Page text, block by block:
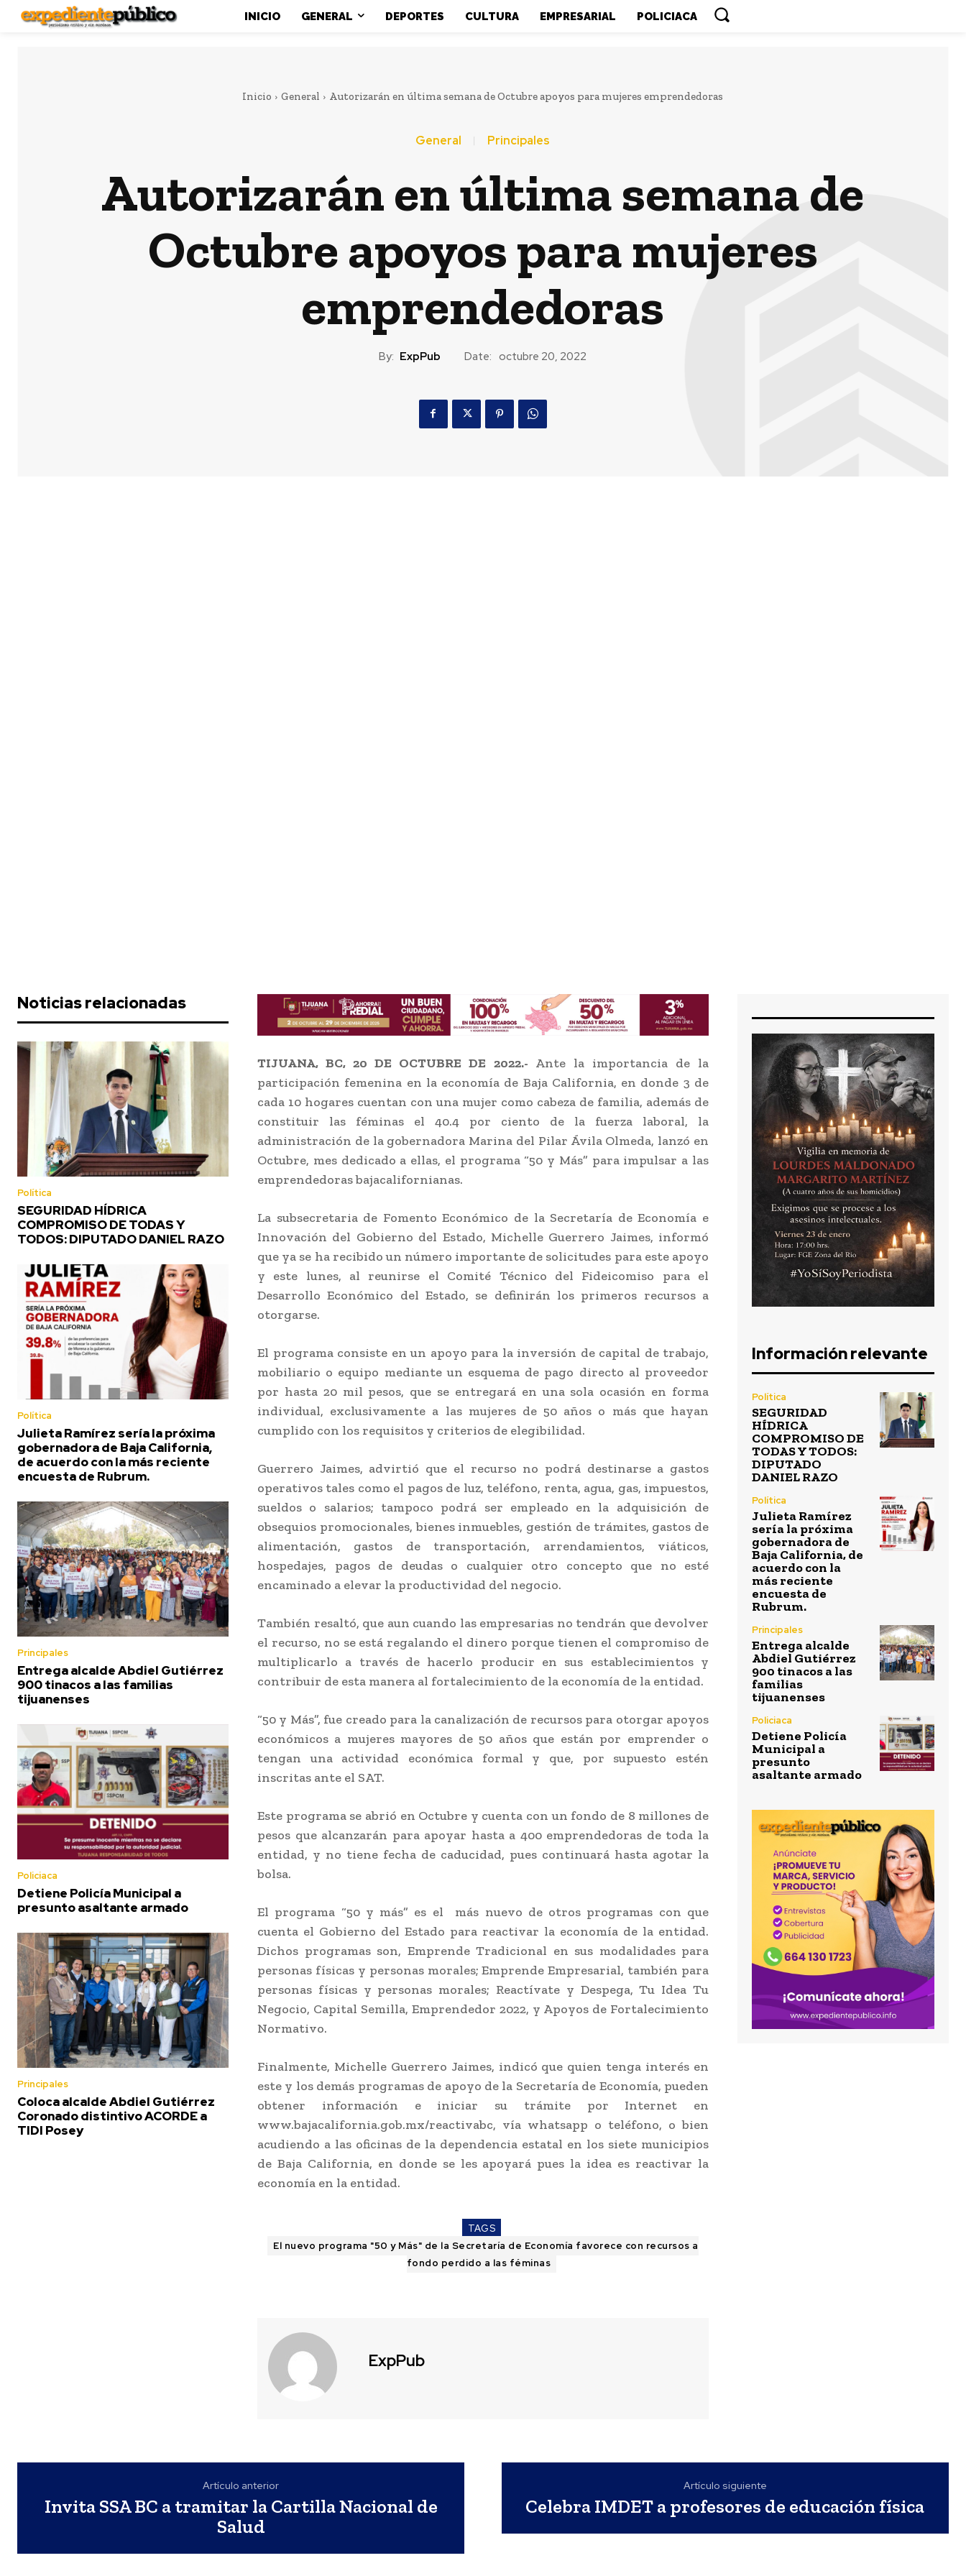
INICIO GENERAL DEPORTES CULTURA EMPRESARIAL POLICIACA
Inicio General Autorizarán en última semana de Octubre apoyos para mujeres emprendedoras
General Principales
Autorizarán en última semana de
Octubre apoyos para mujeres
emprendedoras
By: ExpPub Date: octubre 20, 2022
Noticias relacionadas
Política
SEGURIDAD HÍDRICA
COMPROMISO DE TODAS Y
TODOS: DIPUTADO DANIEL RAZO
Política
Julieta Ramírez sería la próxima
gobernadora de Baja California,
de acuerdo con la más reciente
encuesta de Rubrum.
Principales
Entrega alcalde Abdiel Gutiérrez
900 tinacos a las familias
tijuanenses
Policiaca
Detiene Policía Municipal a
presunto asaltante armado
Principales
Coloca alcalde Abdiel Gutiérrez
Coronado distintivo ACORDE a
TIDI Posey
TIJUANA, BC, 20 DE OCTUBRE DE 2022.- Ante la importancia de la
participación femenina en la economía de Baja California, en donde 3 de
cada 10 hogares cuentan con una mujer como cabeza de familia, además de
constituir las féminas el 40.4 por ciento de la fuerza laboral, la
administración de la gobernadora Marina del Pilar Ávila Olmeda, lanzó en
Octubre, mes dedicado a ellas, el programa “50 y Más” para impulsar a las
emprendedoras bajacalifornianas.
La subsecretaria de Fomento Económico de la Secretaría de Economía e
Innovación del Gobierno del Estado, Michelle Guerrero Jaimes, informó
que ya se ha recibido un número importante de solicitudes para este apoyo
y este lunes, al reunirse el Comité Técnico del Fideicomiso para el
Desarrollo Económico del Estado, se definirán los primeros recursos a
otorgarse.
El programa consiste en un apoyo para la inversión de capital de trabajo,
mobiliario o equipo mediante un esquema de pago directo al proveedor
por hasta 20 mil pesos, que se entregará en una sola ocasión en forma
individual, exclusivamente a las mujeres de 50 años o más que hayan
cumplido con los requisitos y criterios de elegibilidad.
Guerrero Jaimes, advirtió que el recurso no podrá destinarse a gastos
operativos tales como el pagos de luz, teléfono, renta, agua, gas, impuestos,
sueldos o salarios; tampoco podrá ser empleado en la adquisición de
obsequios promocionales, bienes inmuebles, gestión de trámites, gastos de
alimentación, gastos de transportación, arrendamientos, viáticos,
hospedajes, pagos de deudas o cualquier otro concepto que no esté
encaminado a elevar la productividad del negocio.
También resaltó, que aun cuando las empresarias no tendrán que devolver
el recurso, no se está regalando el dinero porque tienen el compromiso de
multiplicarlo a través de hacerlo producir en sus establecimientos y
contribuir de esta manera al fortalecimiento de la economía de la entidad.
“50 y Más”, fue creado para la canalización de recursos para otorgar apoyos
económicos a mujeres mayores de 50 años que están por emprender o
tengan una actividad económica formal y que, por supuesto estén
inscritas ante el SAT.
Este programa se abrió en Octubre y cuenta con un fondo de 8 millones de
pesos que alcanzarán para apoyar hasta a 400 emprendedoras de toda la
entidad, y no tiene fecha de caducidad, pues continuará hasta agotar la
bolsa.
El programa “50 y más” es el más nuevo de otros programas con que
cuenta el Gobierno del Estado para reactivar la economía de la entidad.
Dichos programas son, Emprende Tradicional en sus modalidades para
personas físicas y personas morales; Emprende Empresarial, también para
personas físicas y personas morales; Reactívate y Despega, Tu Idea Tu
Negocio, Capital Semilla, Emprendedor 2022, y Apoyos de Fortalecimiento
Normativo.
Finalmente, Michelle Guerrero Jaimes, indicó que quien tenga interés en
este y los demás programas de apoyo de la Secretaría de Economía, pueden
obtener información e iniciar su trámite por Internet en
www.bajacalifornia.gob.mx/reactivabc, vía whatsapp o teléfono, o bien
acudiendo a las oficinas de la dependencia estatal en los siete municipios
de Baja California, en donde se les apoyará pues la idea es reactivar la
economía en la entidad.
TAGS
El nuevo programa "50 y Más" de la Secretaría de Economía favorece con recursos a
fondo perdido a las féminas
ExpPub
Información relevante
Política
SEGURIDAD
HÍDRICA
COMPROMISO DE
TODAS Y TODOS:
DIPUTADO
DANIEL RAZO
Política
Julieta Ramírez
sería la próxima
gobernadora de
Baja California, de
acuerdo con la
más reciente
encuesta de
Rubrum.
Principales
Entrega alcalde
Abdiel Gutiérrez
900 tinacos a las
familias
tijuanenses
Policiaca
Detiene Policía
Municipal a
presunto
asaltante armado
Artículo anterior
Invita SSA BC a tramitar la Cartilla Nacional de
Salud
Artículo siguiente
Celebra IMDET a profesores de educación física